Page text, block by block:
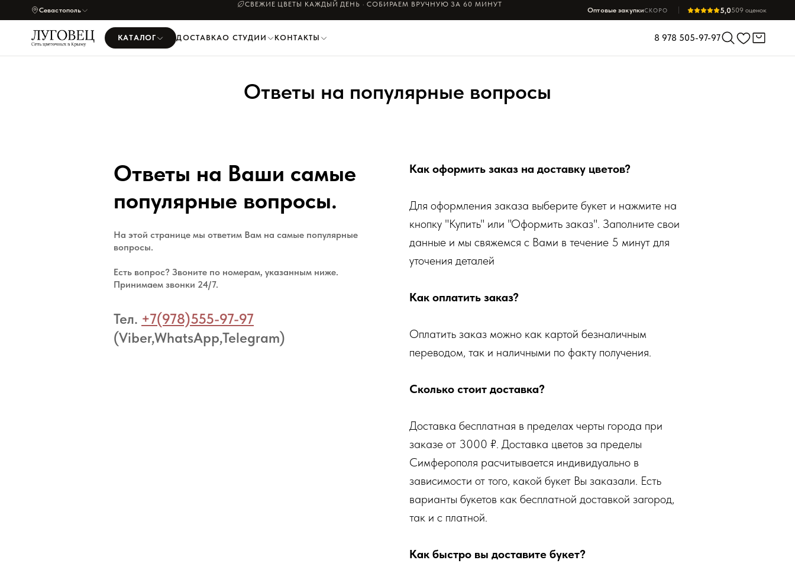
Севастополь
СВЕЖИЕ ЦВЕТЫ КАЖДЫЙ ДЕНЬ · СОБИРАЕМ ВРУЧНУЮ ЗА 60 МИНУТ
Оптовые закупкиСКОРО 5,0509 оценок
КАТАЛОГ ДОСТАВКАО СТУДИИ КОНТАКТЫ 8 978 505-97-97
Ответы на популярные вопросы
Ответы на Ваши самые
популярные вопросы.
На этой странице мы ответим Вам на самые популярные
вопросы.
Есть вопрос? Звоните по номерам, указанным ниже.
Принимаем звонки 24/7.
Тел. +7(978)555-97-97
(Viber,WhatsApp,Telegram)
Как оформить заказ на доставку цветов?
Для оформления заказа выберите букет и нажмите на
кнопку "Купить" или "Оформить заказ". Заполните свои
данные и мы свяжемся с Вами в течение 5 минут для
уточения деталей
Как оплатить заказ?
Оплатить заказ можно как картой безналичным
переводом, так и наличными по факту получения.
Сколько стоит доставка?
Доставка бесплатная в пределах черты города при
заказе от 3000 ₽. Доставка цветов за пределы
Симферополя расчитывается индивидуально в
зависимости от того, какой букет Вы заказали. Есть
варианты букетов как бесплатной доставкой загород,
так и с платной.
Как быстро вы доставите букет?